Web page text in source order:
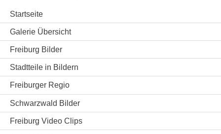
Startseite
Galerie Übersicht
Freiburg Bilder
Stadtteile in Bildern
Freiburger Regio
Schwarzwald Bilder
Freiburg Video Clips